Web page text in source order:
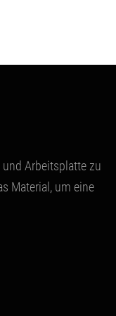
Arbeitsplatte zu
Material , um eine